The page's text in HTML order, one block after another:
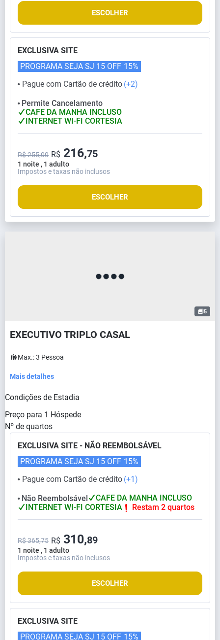
ESCOLHER
EXCLUSIVA SITE
⬤ Pague com Cartão de crédito (+2)
PROGRAMA SEJA SJ 15 OFF 15%
⬤
Permite Cancelamento
CAFE DA MANHA INCLUSO
INTERNET WI-FI CORTESIA
1 noite , 1 adulto
R$ 255,00 R$ 216,75
Impostos e taxas não inclusos
ESCOLHER
5
EXECUTIVO TRIPLO CASAL
Max.:3 Pessoa
Mais detalhes
Condições de Estadia
Preço para 1 Hóspede
Nº de quartos
EXCLUSIVA SITE - NÃO REEMBOLSÁVEL
⬤ Pague com Cartão de crédito (+1)
PROGRAMA SEJA SJ 15 OFF 15%
⬤ Não Reembolsável
CAFE DA MANHA INCLUSO
INTERNET WI-FI CORTESIA
Restam 2 quartos
1 noite , 1 adulto
R$ 365,75 R$ 310,89
Impostos e taxas não inclusos
ESCOLHER
EXCLUSIVA SITE
PROGRAMA SEJA SJ 15 OFF 15%